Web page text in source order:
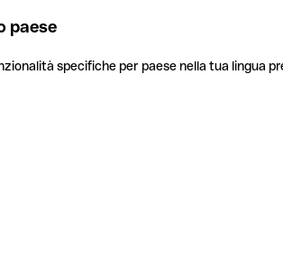
paese
specifiche per paese nella tua lingua